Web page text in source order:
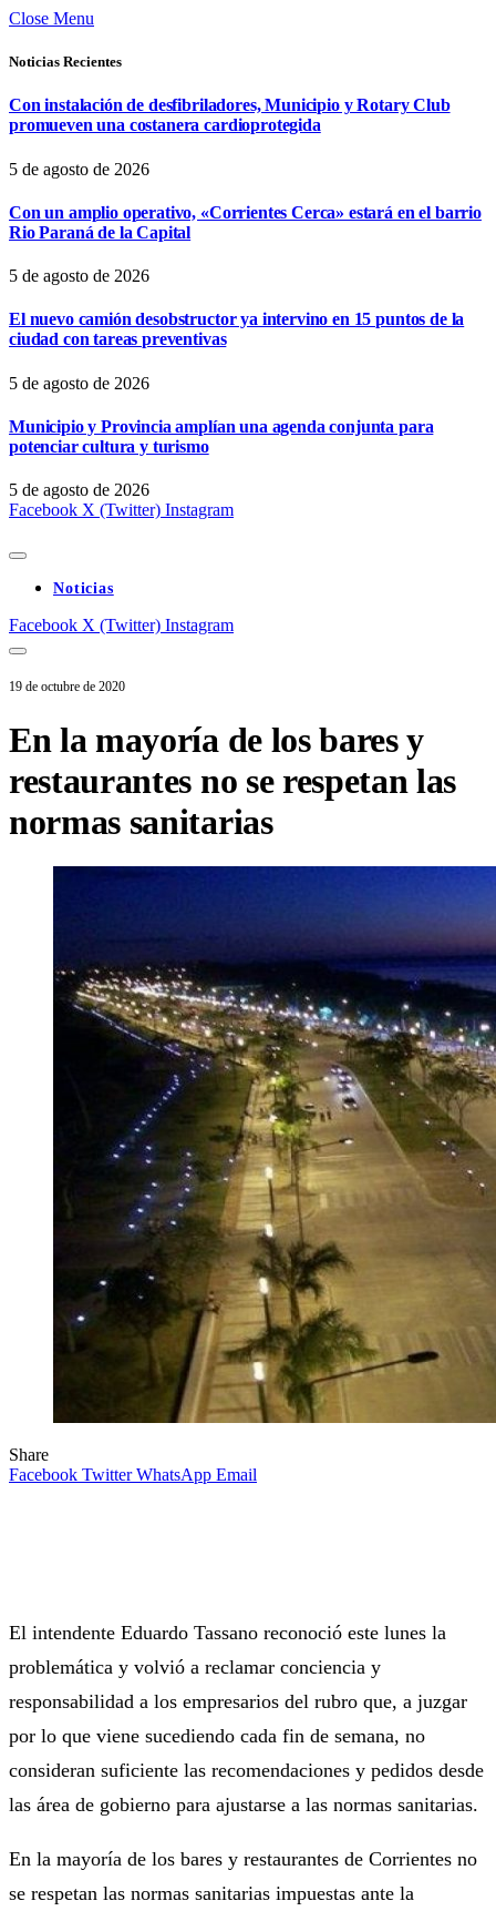
Close Menu
Noticias Recientes
Con instalación de desfibriladores, Municipio y Rotary Club
promueven una costanera cardioprotegida
5 de agosto de 2026
Con un amplio operativo, «Corrientes Cerca» estará en el barrio
Rio Paraná de la Capital
5 de agosto de 2026
El nuevo camión desobstructor ya intervino en 15 puntos de la
ciudad con tareas preventivas
5 de agosto de 2026
Municipio y Provincia amplían una agenda conjunta para
potenciar cultura y turismo
5 de agosto de 2026
Facebook X (Twitter) Instagram
Noticias
Facebook X (Twitter) Instagram
19 de octubre de 2020
En la mayoría de los bares y
restaurantes no se respetan las
normas sanitarias
Share
Facebook Twitter WhatsApp Email
El intendente Eduardo Tassano reconoció este lunes la
problemática y volvió a reclamar conciencia y
responsabilidad a los empresarios del rubro que, a juzgar
por lo que viene sucediendo cada fin de semana, no
consideran suficiente las recomendaciones y pedidos desde
las área de gobierno para ajustarse a las normas sanitarias.
En la mayoría de los bares y restaurantes de Corrientes no
se respetan las normas sanitarias impuestas ante la